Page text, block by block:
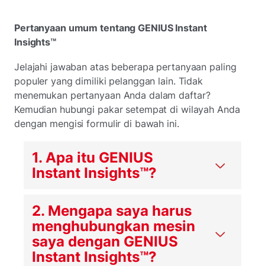
Pertanyaan umum tentang GENIUS Instant
Insights™
Jelajahi jawaban atas beberapa pertanyaan paling
populer yang dimiliki pelanggan lain. Tidak
menemukan pertanyaan Anda dalam daftar?
Kemudian hubungi pakar setempat di wilayah Anda
dengan mengisi formulir di bawah ini.
1. Apa itu GENIUS
Instant Insights™?
2. Mengapa saya harus
menghubungkan mesin
saya dengan GENIUS
Instant Insights™?